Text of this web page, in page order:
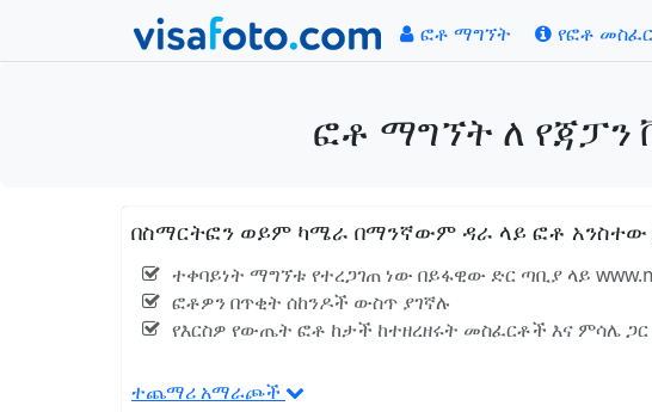
ፎቶ ማግኘት የፎቶ
ፎቶ ማግኘት ለ የጃፓን
በስማርትፎን ወይም ካሜራ በማንኛውም ዳራ ላይ ፎቶ አንስተው
ተቀባይነት ማግኘቱ የተረጋገጠ ነው በይፋዊው ድር ጣቢያ ላይ
ፎቶዎን በጥቂት ሰከንዶች ውስጥ ያገኛሉ
የእርስዎ የውጤት ፎቶ ከታች ከተዘረዘሩት መስፈርቶች እና ምሳሌ
ተጨማሪ አማራጮች